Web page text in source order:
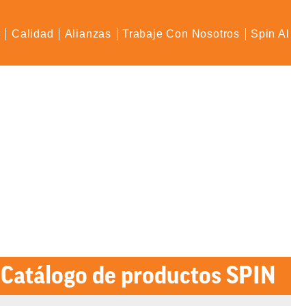
Calidad Alianzas Trabaje Con Nosotros Spin
Catálogo de productos SPIN